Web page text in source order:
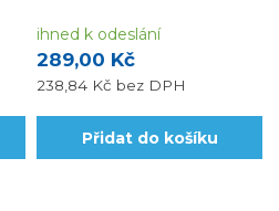
289,00 Kč
238,84 Kč bez DPH
ihned k odeslání
Přidat do košíku